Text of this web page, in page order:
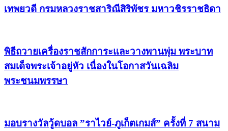
เทพยวดี กรมหลวงราชสาริณีสิริพัชร มหาวชิรราชธิดา
พิธีถวายเครื่องราชสักการะและวางพานพุ่ม พระบาท
สมเด็จพระเจ้าอยู่หัว เนื่องในโอกาสวันเฉลิม
พระชนมพรรษา
มอบรางวัลวู้ดบอล ”ราไวย์-ภูเก็ตเกมส์” ครั้งที่ 7 สนาม